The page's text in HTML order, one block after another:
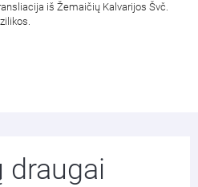
iš Žemaičių Kalvarijos Švč.
draugai